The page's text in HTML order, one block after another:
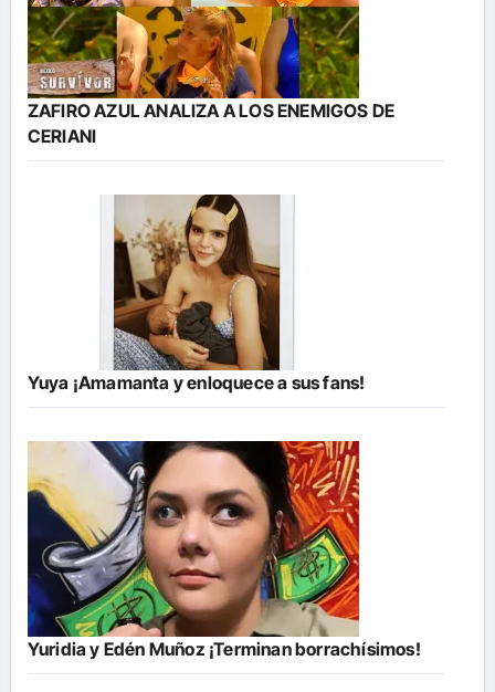
ZAFIRO AZUL ANALIZA A LOS ENEMIGOS DE
CERIANI
Yuya ¡Amamanta y enloquece a sus fans!
Yuridia y Edén Muñoz ¡Terminan borrachísimos!